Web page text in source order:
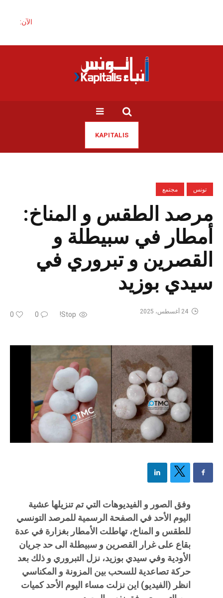
الآن:
KAPITALIS
تونس مجتمع
مرصد الطقس و المناخ:
أمطار في سبيطلة و
القصرين و تبروري في
سيدي بوزيد
Stop!
0
0 24 أغسطس، 2025
وفق الصور و الفيديوهات التي تم تنزيلها عشية
اليوم الأحد في الصفحة الرسمية للمرصد التونسي
للطقس و المناخ، تهاطلت الأمطار بغزارة في عدة
بقاع على غرار القصرين و سبيطلة الى حد جريان
الأودية وفي سيدي بوزيد، نزل التبروري و ذلك بعد
حركة تصاعدية للسحب بين المزونة و المكناسي
انظر (الفيديو) اين نزلت مساء اليوم الأحد كميات